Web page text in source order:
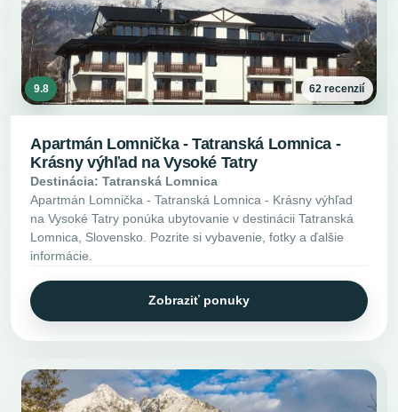
9.8 62 recenzií
Apartmán Lomnička - Tatranská Lomnica -
Krásny výhľad na Vysoké Tatry
Destinácia: Tatranská Lomnica
Apartmán Lomnička - Tatranská Lomnica - Krásny výhľad
na Vysoké Tatry ponúka ubytovanie v destinácii Tatranská
Lomnica, Slovensko. Pozrite si vybavenie, fotky a ďalšie
informácie.
Zobraziť ponuky